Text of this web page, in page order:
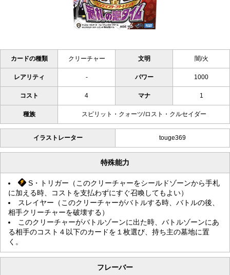
カードの種類 クリーチャー 文明 闇/火
レアリティ - パワー 1000
コスト 4 マナ 1
種族 スピリット・クォーツ/ロスト・クルセイダー
イラストレーター touge369
特殊能力
S・トリガー（このクリーチャーをシールドゾーンから手札
に加える時、コストを支払わずにすぐ召喚してもよい）
スレイヤー（このクリーチャーがバトルする時、バトルの後、
相手クリーチャーを破壊する）
このクリーチャーがバトルゾーンに出た時、バトルゾーンにあ
る相手のコスト４以下のカードを１枚選び、持ち主の墓地に置
く。
フレーバー